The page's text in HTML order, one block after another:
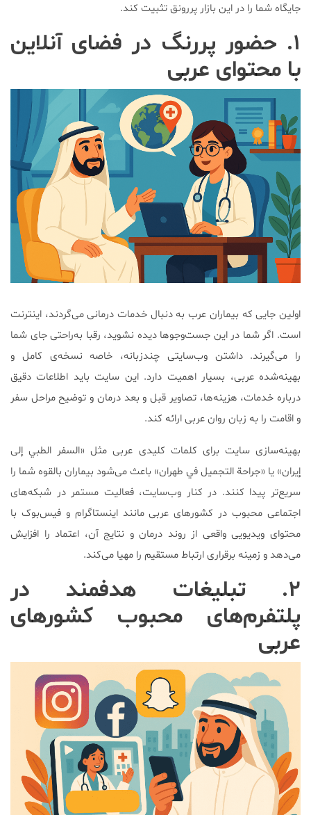
جایگاه شما را در این بازار پررونق تثبیت کند.
۱. حضور پررنگ در فضای آنلاین
با محتوای عربی
اولین جایی که بیماران عرب به دنبال خدمات درمانی می‌گردند، اینترنت
است. اگر شما در این جست‌وجوها دیده نشوید، رقبا به‌راحتی جای شما
را می‌گیرند. داشتن وب‌سایتی چندزبانه، خاصه نسخه‌ی کامل و
بهینه‌شده عربی، بسیار اهمیت دارد. این سایت باید اطلاعات دقیق
درباره خدمات، هزینه‌ها، تصاویر قبل و بعد درمان و توضیح مراحل سفر
و اقامت را به زبان روان عربی ارائه کند.
بهینه‌سازی سایت برای کلمات کلیدی عربی مثل «السفر الطبي إلى
إيران» یا «جراحة التجميل في طهران» باعث می‌شود بیماران بالقوه شما را
سریع‌تر پیدا کنند. در کنار وب‌سایت، فعالیت مستمر در شبکه‌های
اجتماعی محبوب در کشورهای عربی مانند اینستاگرام و فیس‌بوک با
محتوای ویدیویی واقعی از روند درمان و نتایج آن، اعتماد را افزایش
می‌دهد و زمینه برقراری ارتباط مستقیم را مهیا می‌کند.
۲. تبلیغات هدفمند در
پلتفرم‌های محبوب کشورهای
عربی